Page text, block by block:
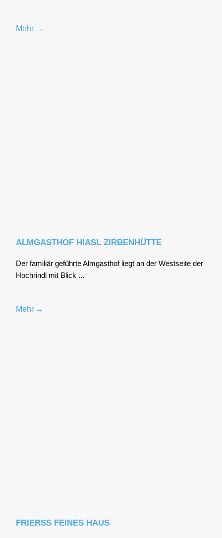
Mehr →
ALMGASTHOF HIASL ZIRBENHÜTTE
Der fami­li­är geführ­te Alm­gast­hof liegt an der West­sei­te der
Hoch­rindl mit Blick ...
Mehr →
FRIERSS FEINES HAUS